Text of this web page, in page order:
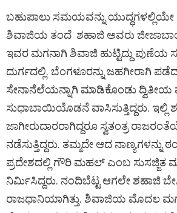
ಬಹುಪಾಲು ಸಮಯವನ್ನು ಯುದ್ಧಗಳಲ್ಲಿಯೇ
ಶಿವಾಜಿಯ ತಂದೆ ಶಹಾಜಿ ಅವರು
ಇವರ ಮಗನಾಗಿ ಶಿವಾಜಿ ಹುಟ್ಟಿದ್ದು ಪುಣೆಯ
ದುರ್ಗದಲ್ಲಿ. ಬೆಂಗಳೂರನ್ನು ಜಹಗೀರಾಗಿ
ಸೇನಾನೆಲೆಯನ್ನಾಗಿ ಮಾಡಿಕೊಂಡು ದ್ವಿತೀಯ
ಸುಧಾಬಾಯಿಯೊಡನೆ ವಾಸಿಸುತ್ತಿದ್ದರು. ಇಲ್ಲಿ
ಜಾಗೀರುದಾರರಾಗಿದ್ದರೂ ಸ್ವತಂತ್ರ
ನಡೆಸುತ್ತಿದ್ದರು. ತಮ್ಮದೇ ಆದ ನಾಣ್ಯಗಳನ್ನು
ಪ್ರದೇಶದಲ್ಲಿ ಗೌರಿ ಮಹಲ್ ಎಂಬ ಸುಸಜ್ಜಿತ
ನಿರ್ವಿುಸಿದ್ದರು. ನಂದಿಬೆಟ್ಟ ಆಗಲೇ ಶಹಾಜಿ
ರಾಜಧಾನಿಯಾಗಿತ್ತು. ಶಿವಾಜಿಯ ಮೊದಲ